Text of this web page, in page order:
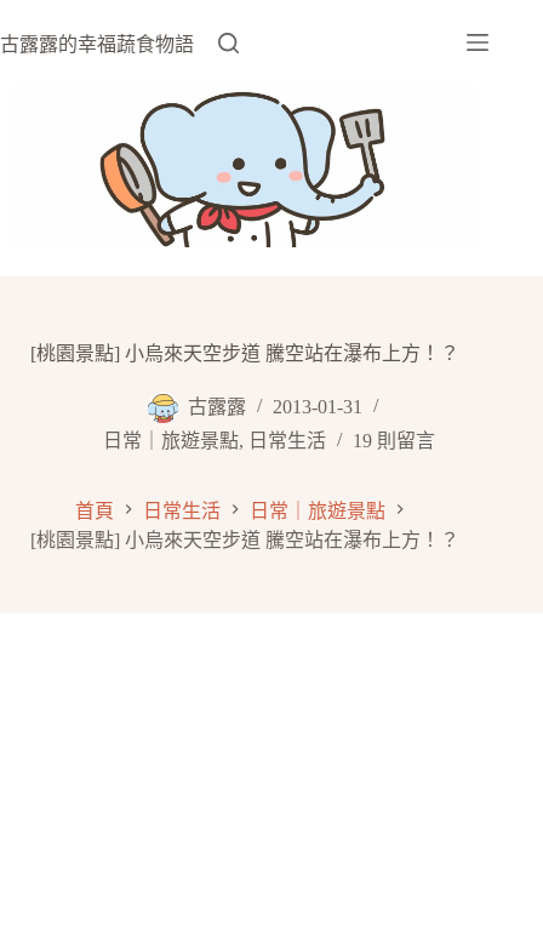
至
古露露的幸福蔬食物語
[桃園景點] 小烏來天空步道 騰空站在瀑布上方！？
古露露
2013-01-31
日常｜旅遊景點, 日常生活 19 則留言
首頁 日常生活
日常｜旅遊景點
[桃園景點] 小烏來天空步道 騰空站在瀑布上方！？